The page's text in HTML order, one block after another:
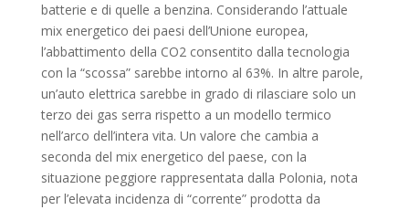
batterie e di quelle a benzina. Considerando l’attuale
mix energetico dei paesi dell’Unione europea,
l’abbattimento della CO2 consentito dalla tecnologia
con la “scossa” sarebbe intorno al 63%. In altre parole,
un’auto elettrica sarebbe in grado di rilasciare solo un
terzo dei gas serra rispetto a un modello termico
nell’arco dell’intera vita. Un valore che cambia a
seconda del mix energetico del paese, con la
situazione peggiore rappresentata dalla Polonia, nota
per l’elevata incidenza di “corrente” prodotta da